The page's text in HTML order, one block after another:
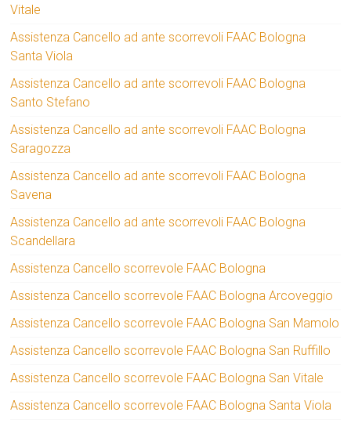
Vitale
Assistenza Cancello ad ante scorrevoli FAAC Bologna
Santa Viola
Assistenza Cancello ad ante scorrevoli FAAC Bologna
Santo Stefano
Assistenza Cancello ad ante scorrevoli FAAC Bologna
Saragozza
Assistenza Cancello ad ante scorrevoli FAAC Bologna
Savena
Assistenza Cancello ad ante scorrevoli FAAC Bologna
Scandellara
Assistenza Cancello scorrevole FAAC Bologna
Assistenza Cancello scorrevole FAAC Bologna Arcoveggio
Assistenza Cancello scorrevole FAAC Bologna San Mamolo
Assistenza Cancello scorrevole FAAC Bologna San Ruffillo
Assistenza Cancello scorrevole FAAC Bologna San Vitale
Assistenza Cancello scorrevole FAAC Bologna Santa Viola